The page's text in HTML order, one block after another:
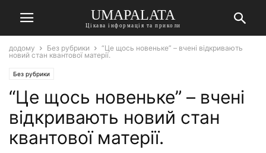
UMAPALATA
Цікава інформація та приколи
додому Без рубрики
“Це щось новеньке” – вчені відкривають
новий стан квантової матерії.
Без рубрики
“Це щось новеньке” – вчені
відкривають новий стан
квантової матерії.